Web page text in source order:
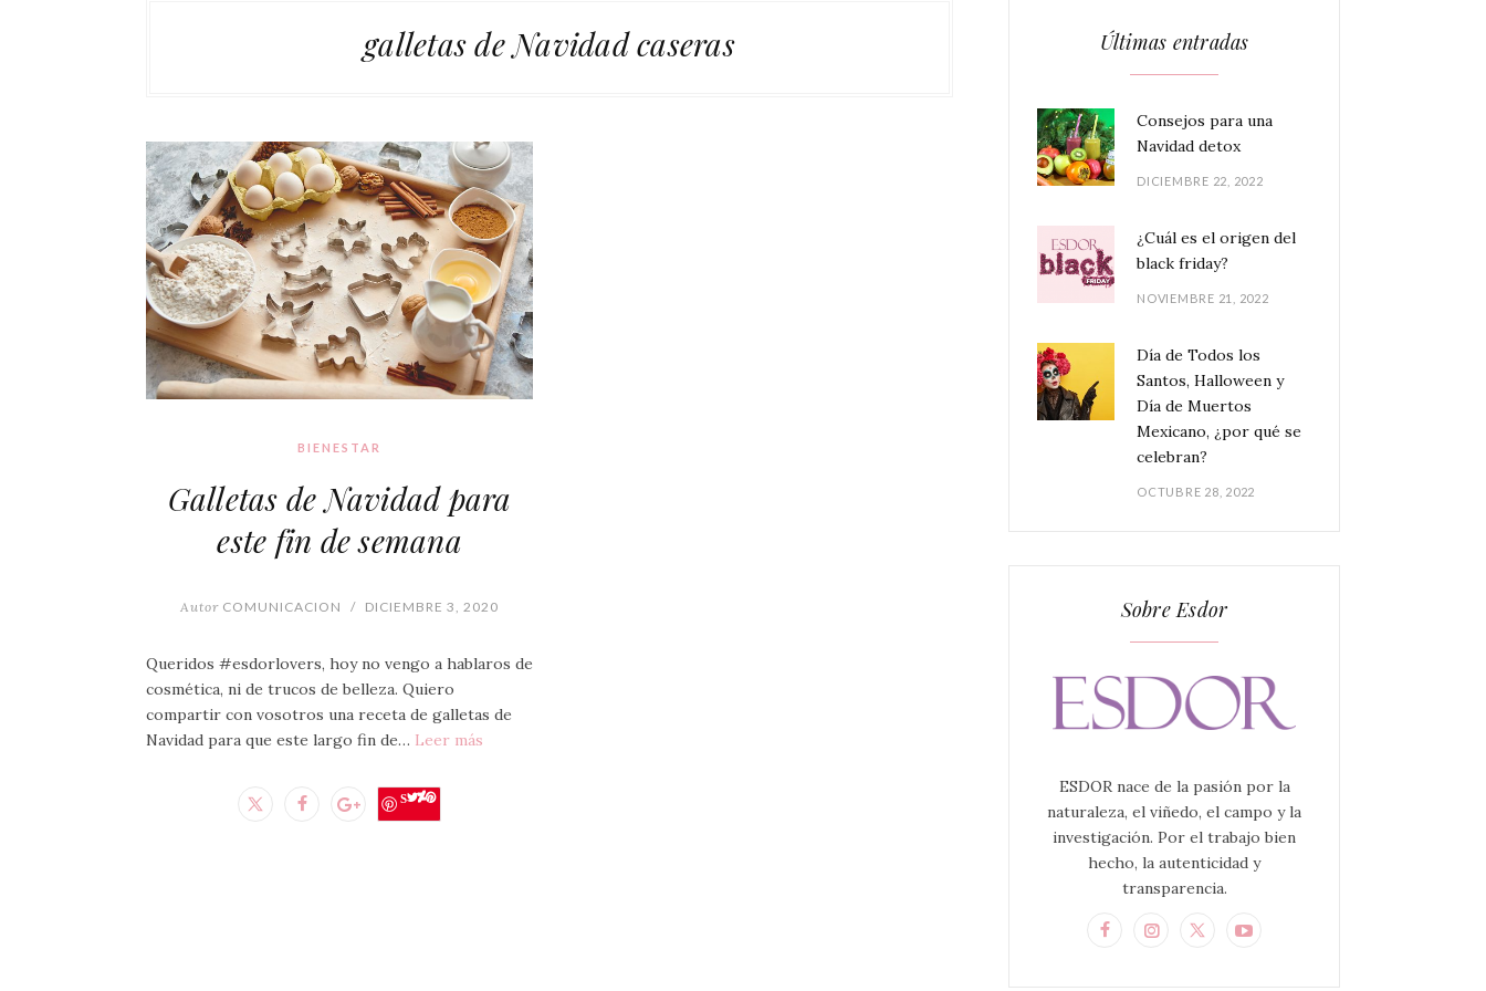
galletas de Navidad caseras
BIENESTAR
Galletas de Navidad para
este fin de semana
Autor COMUNICACION / DICIEMBRE 3, 2020
Queridos #esdorlovers, hoy no vengo a hablaros de
cosmética, ni de trucos de belleza. Quiero
compartir con vosotros una receta de galletas de
Navidad para que este largo fin de… Leer más
Save
Últimas entradas
Consejos para una
Navidad detox
DICIEMBRE 22, 2022
¿Cuál es el origen del
black friday?
NOVIEMBRE 21, 2022
Día de Todos los
Santos, Halloween y
Día de Muertos
Mexicano, ¿por qué se
celebran?
OCTUBRE 28, 2022
Sobre Esdor
ESDOR nace de la pasión por la
naturaleza, el viñedo, el campo y la
investigación. Por el trabajo bien
hecho, la autenticidad y
transparencia.